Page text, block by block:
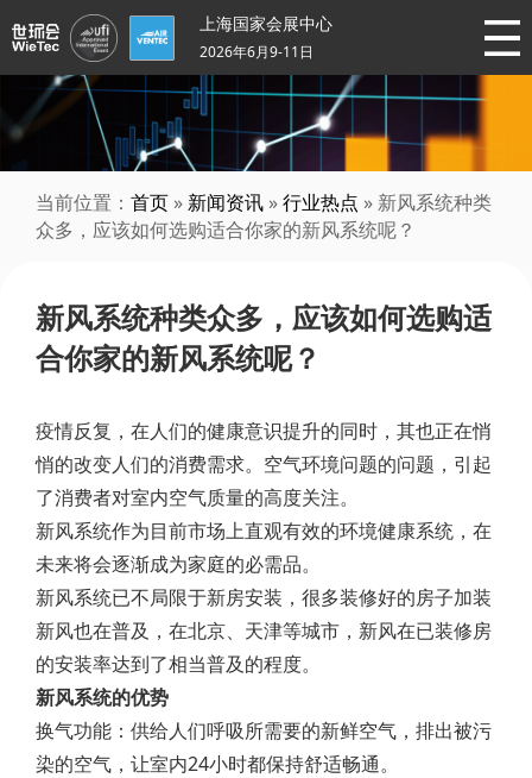
上海国家会展中心
2026年6月9-11日
当前位置： 首页 » 新闻资讯 »行业热点 » 新风系统种类
众多，应该如何选购适合你家的新风系统呢？
新风系统种类众多，应该如何选购适
合你家的新风系统呢？
疫情反复，在人们的健康意识提升的同时，其也正在悄
悄的改变人们的消费需求。空气环境问题的问题，引起
了消费者对室内空气质量的高度关注。
新风系统作为目前市场上直观有效的环境健康系统，在
未来将会逐渐成为家庭的必需品。
新风系统已不局限于新房安装，很多装修好的房子加装
新风也在普及，在北京、天津等城市，新风在已装修房
的安装率达到了相当普及的程度。
新风系统的优势
换气功能：供给人们呼吸所需要的新鲜空气，排出被污
染的空气，让室内24小时都保持舒适畅通。